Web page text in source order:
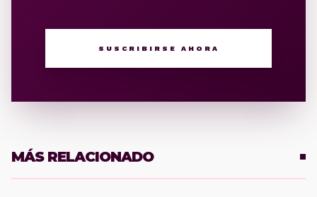
SUSCRIBIRSE AHORA
MÁS RELACIONADO